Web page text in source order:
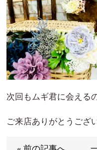
次回もムギ君に会える
ご来店ありがとうござ